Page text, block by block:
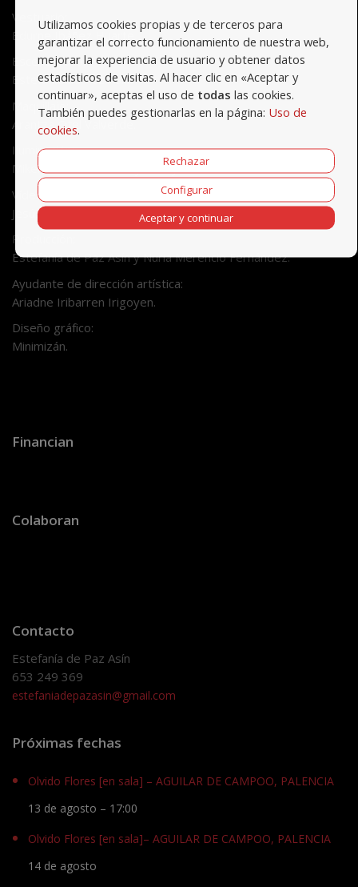
Vestuario:
Edurne Ibáñez Huarte.
Escenografía:
Estefanía de Paz Asín.
Maquillaje:
Arantza Otel Valverde.
Iluminación:
Mikel Navascués Allué y Lívory Barbez Verdias.
Vídeo:
Jesús Iriarte Salinas.
Producción:
Estefanía de Paz Asín y Nuria Merencio Fernández.
Ayudante de dirección artística:
Ariadne Iribarren Irigoyen.
Diseño gráfico:
Minimizán.
Financian
Colaboran
Contacto
Estefanía de Paz Asín
653 249 369
estefaniadepazasin@gmail.com
Próximas fechas
Olvido Flores [en sala] – AGUILAR DE CAMPOO, PALENCIA
13 de agosto – 17:00
Olvido Flores [en sala]– AGUILAR DE CAMPOO, PALENCIA
14 de agosto
Utilizamos cookies propias y de terceros para
garantizar el correcto funcionamiento de nuestra web,
mejorar la experiencia de usuario y obtener datos
estadísticos de visitas. Al hacer clic en «Aceptar y
continuar», aceptas el uso de todas las cookies.
También puedes gestionarlas en la página: Uso de
cookies.
Rechazar
Configurar
Aceptar y continuar